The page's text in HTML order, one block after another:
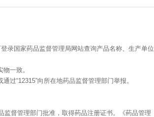
录国家药品监督管理局网站查询产品名称、生产单位
一致。
过“12315”向所在地药品监督管理部门举报。
监督管理部门批准，取得药品注册证书。《药品管理